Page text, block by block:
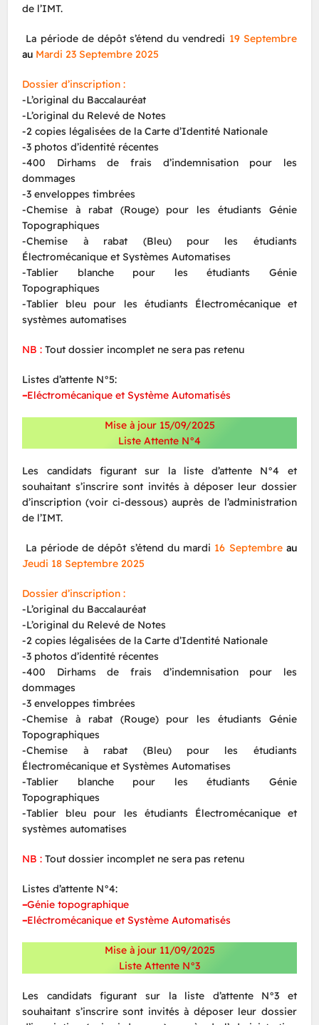
de l’IMT.
La période de dépôt s’étend du vendredi 19 Septembre
au Mardi 23 Septembre 2025
Dossier d’inscription :
-L’original du Baccalauréat
-L’original du Relevé de Notes
-2 copies légalisées de la Carte d’Identité Nationale
-3 photos d’identité récentes
-400 Dirhams de frais d’indemnisation pour les
dommages
-3 enveloppes timbrées
-Chemise à rabat (Rouge) pour les étudiants Génie
Topographiques
-Chemise à rabat (Bleu) pour les étudiants
Électromécanique et Systèmes Automatises
-Tablier blanche pour les étudiants Génie
Topographiques
-Tablier bleu pour les étudiants Électromécanique et
systèmes automatises
NB : Tout dossier incomplet ne sera pas retenu
Listes d’attente N°5:
–Eléctromécanique et Système Automatisés
Mise à jour 15/09/2025
Liste Attente N°4
Les candidats figurant sur la liste d’attente N°4 et
souhaitant s’inscrire sont invités à déposer leur dossier
d’inscription (voir ci-dessous) auprès de l’administration
de l’IMT.
La période de dépôt s’étend du mardi 16 Septembre au
Jeudi 18 Septembre 2025
Dossier d’inscription :
-L’original du Baccalauréat
-L’original du Relevé de Notes
-2 copies légalisées de la Carte d’Identité Nationale
-3 photos d’identité récentes
-400 Dirhams de frais d’indemnisation pour les
dommages
-3 enveloppes timbrées
-Chemise à rabat (Rouge) pour les étudiants Génie
Topographiques
-Chemise à rabat (Bleu) pour les étudiants
Électromécanique et Systèmes Automatises
-Tablier blanche pour les étudiants Génie
Topographiques
-Tablier bleu pour les étudiants Électromécanique et
systèmes automatises
NB : Tout dossier incomplet ne sera pas retenu
Listes d’attente N°4:
–Génie topographique
–Eléctromécanique et Système Automatisés
Mise à jour 11/09/2025
Liste Attente N°3
Les candidats figurant sur la liste d’attente N°3 et
souhaitant s’inscrire sont invités à déposer leur dossier